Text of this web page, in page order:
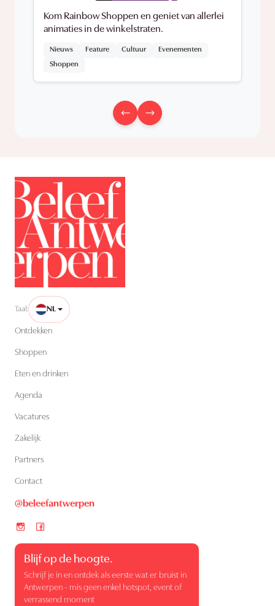
Kom Rainbow Shoppen en geniet van allerlei
animaties in de winkelstraten.
Nieuws Feature Cultuur
Evenementen
Shoppen
Taal: NL
Ontdekken
Shoppen
Eten en drinken
Agenda
Vacatures
Zakelijk
Partners
Contact
@beleefantwerpen
Blijf op de hoogte.
Schrijf je in en ontdek als eerste wat er bruist in
Antwerpen - mis geen enkel hotspot, event of
verrassend moment